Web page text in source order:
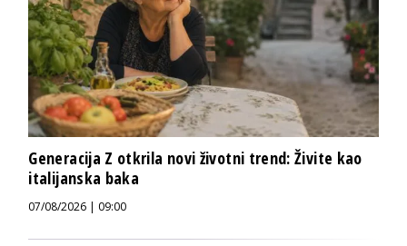
Generacija Z otkrila novi životni trend: Živite kao
italijanska baka
07/08/2026 | 09:00